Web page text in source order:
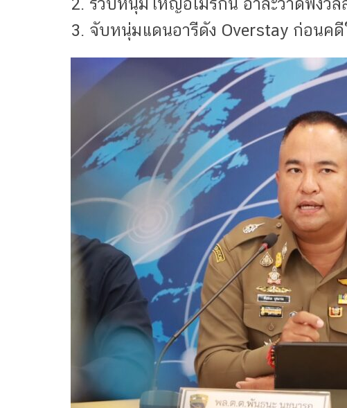
3. จับหนุ่มแดนอารีดัง Overstay ก่อนค